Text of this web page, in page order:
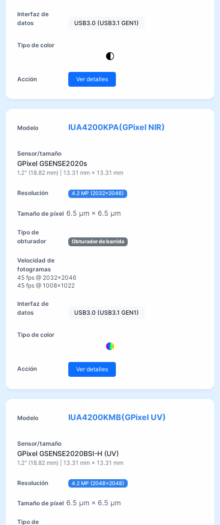
USB3.0 (USB3.1 GEN1)
Ver detalles
IUA4200KPA(GPixel NIR)
GPixel GSENSE2020s
1.2" (18.82 mm) | 13.31 mm × 13.31 mm
4.2 MP (2032×2046)
6.5 µm × 6.5 µm
Obturador de barrido
45 fps @ 2032×2046
45 fps @ 1008×1022
USB3.0 (USB3.1 GEN1)
Ver detalles
IUA4200KMB(GPixel UV)
GPixel GSENSE2020BSI-H (UV)
1.2" (18.82 mm) | 13.31 mm × 13.31 mm
4.2 MP (2048×2048)
6.5 µm × 6.5 µm